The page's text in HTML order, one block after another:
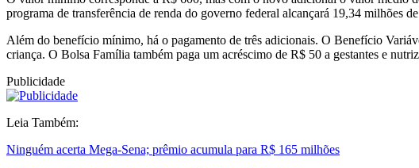
programa de transferência de renda do governo federal alcançará 19,34 milhões
Além do benefício mínimo, há o pagamento de três adicionais. O Benefício
criança. O Bolsa Família também paga um acréscimo de R$ 50 a gestantes e
Publicidade
Leia Também:
Ninguém acerta Mega-Sena; prêmio acumula para R$ 165 milhões